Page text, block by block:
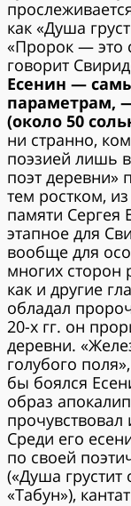
как «Душа
«Пророк — это
говорит
Есенин —
параметрам,
(около 50
ни странно,
поэзией лишь
поэт деревни»
тем ростком,
памяти Сергея
этапное для
вообще для
многих сторон
как и другие
обладал
20-х гг. он
деревни.
голубого
бы боялся
образ
Среди его
по своей
(«Душа
«Табун»),